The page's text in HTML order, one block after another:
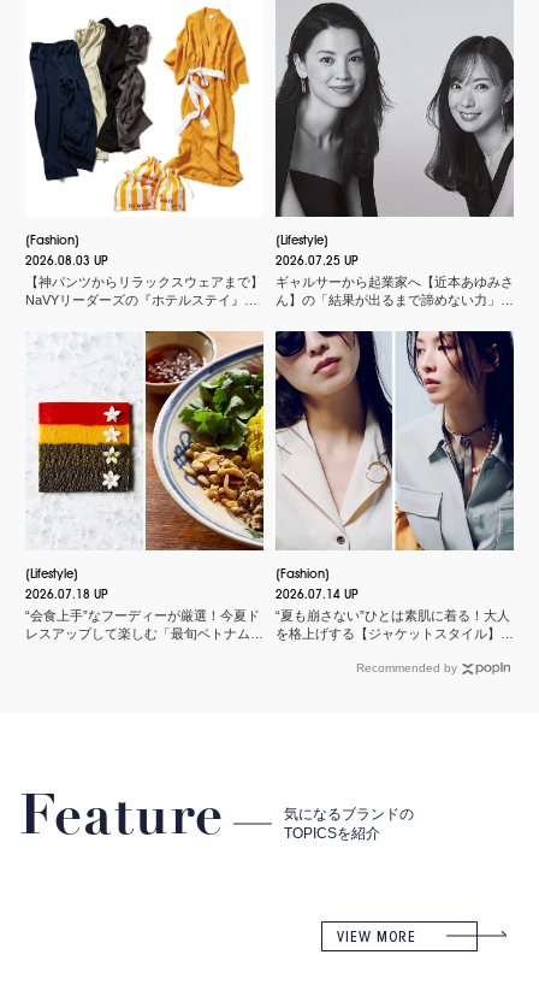
Fashion
2026.08.03 UP
【神パンツからリラックスウェアまで】
NaVYリーダーズの『ホテルステイ』に
Lifestyle
2026.07.25 UP
ギャルサーから起業家へ【近本あゆみさ
ん】の「結果が出るまで諦めない力」と
Lifestyle
2026.07.18 UP
“会食上手”なフーディーが厳選！今夏ド
レスアップして楽しむ「最旬ベトナム料
Fashion
2026.07.14 UP
“夏も崩さない”ひとは素肌に着る！大人
を格上げする【ジャケットスタイル】厳
Recommended by
Feature
気になるブランドの
TOPICSを紹介
VIEW MORE